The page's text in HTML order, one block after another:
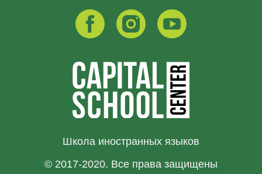
Школа иностранных языков
© 2017-2020. Все права защищены